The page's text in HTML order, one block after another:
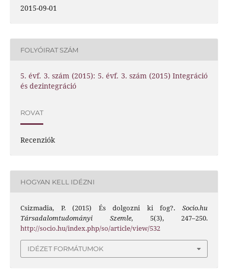
2015-09-01
FOLYÓIRAT SZÁM
5. évf. 3. szám (2015): 5. évf. 3. szám (2015) Integráció
és dezintegráció
ROVAT
Recenziók
HOGYAN KELL IDÉZNI
Csizmadia, P. (2015) És dolgozni ki fog?.Socio.hu
Társadalomtudományi Szemle, 5(3), 247–250.
http://socio.hu/index.php/so/article/view/532
IDÉZET FORMÁTUMOK